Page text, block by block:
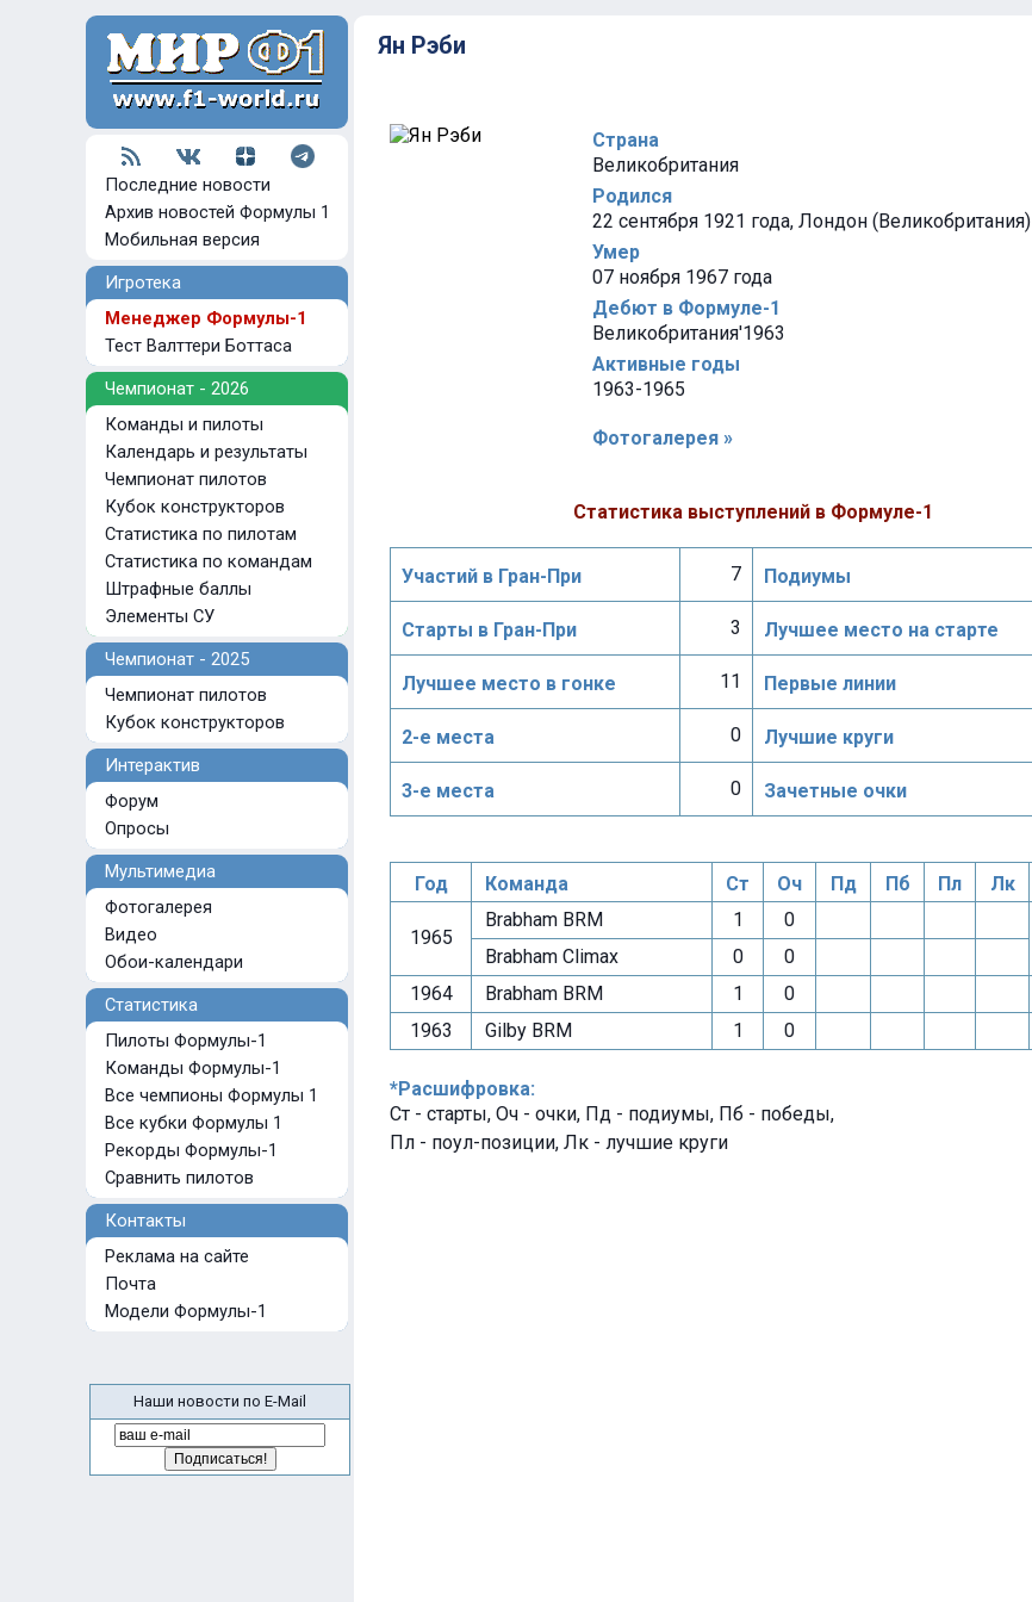
Последние новости
Архив новостей Формулы 1
Мобильная версия
Игротека
Менеджер Формулы-1
Тест Валттери Боттаса
Чемпионат - 2026
Команды и пилоты
Календарь и результаты
Чемпионат пилотов
Кубок конструкторов
Статистика по пилотам
Статистика по командам
Штрафные баллы
Элементы СУ
Чемпионат - 2025
Чемпионат пилотов
Кубок конструкторов
Интерактив
Форум
Опросы
Мультимедиа
Фотогалерея
Видео
Обои-календари
Статистика
Пилоты Формулы-1
Команды Формулы-1
Все чемпионы Формулы 1
Все кубки Формулы 1
Рекорды Формулы-1
Сравнить пилотов
Контакты
Реклама на сайте
Почта
Модели Формулы-1
Наши новости по E-Mail
Ян Рэби
Страна
Великобритания
Родился
22 сентября 1921 года, Лондон (Великобритания)
Умер
07 ноября 1967 года
Дебют в Формуле-1
Великобритания'1963
Активные годы
1963-1965
Фотогалерея »
Статистика выступлений в Формуле-1
Участий в Гран-При 7 Подиумы
Старты в Гран-При 3 Лучшее место на старте
Лучшее место в гонке 11 Первые линии
2-е места 0 Лучшие круги
3-е места 0 Зачетные очки
Год Команда Ст Оч Пд Пб Пл Лк
1965
Brabham BRM 1 0
Brabham Climax
0
0
1964
Brabham BRM 1 0
1963
Gilby BRM 1 0
*Расшифровка:
Ст - старты, Оч - очки, Пд - подиумы, Пб - победы,
Пл - поул-позиции, Лк - лучшие круги